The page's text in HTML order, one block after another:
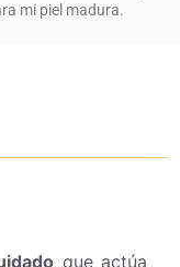
mi piel madura.
que actúa